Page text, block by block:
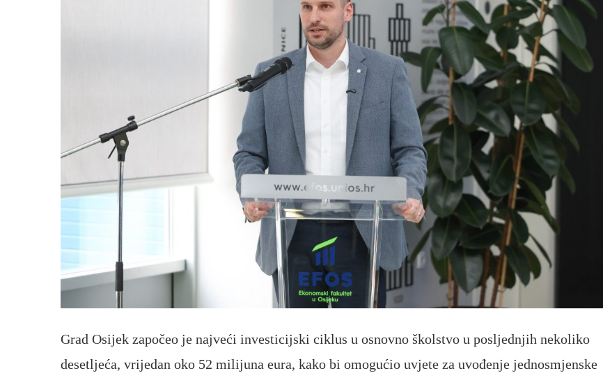
Grad Osijek započeo je najveći investicijski ciklus u osnovno školstvo u posljednjih nekoliko
desetljeća, vrijedan oko 52 milijuna eura, kako bi omogućio uvjete za uvođenje jednosmjenske